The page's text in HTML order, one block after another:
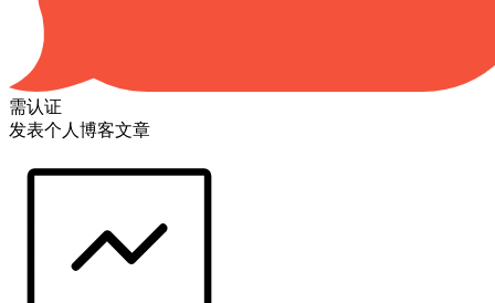
需认证
发表个人博客文章